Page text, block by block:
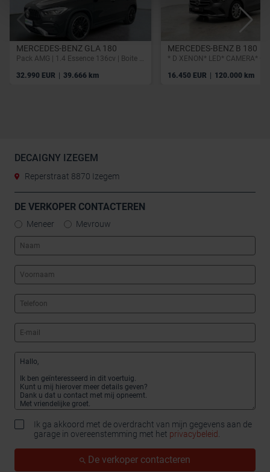
MERCEDES-BENZ GLA 180
Pack AMG | 1.4 Essence 136cv | Boite auto | GPS | Caméra | Carplay | Led
32.990 EUR | 39.666 km
MERCEDES-BENZ B 180
16.450 EUR | 120.000 km
DECAIGNY IZEGEM
Reperstraat 8870 Izegem
DE VERKOPER CONTACTEREN
Meneer Mevrouw
Ik ga akkoord met de overdracht van mijn gegevens aan de
garage in overeenstemming met het privacybeleid.
De verkoper contacteren